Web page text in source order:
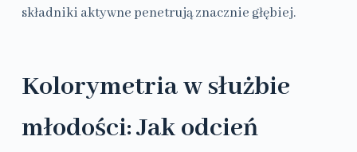
składniki aktywne penetrują znacznie głębiej.
Kolorymetria w służbie
młodości: Jak odcień